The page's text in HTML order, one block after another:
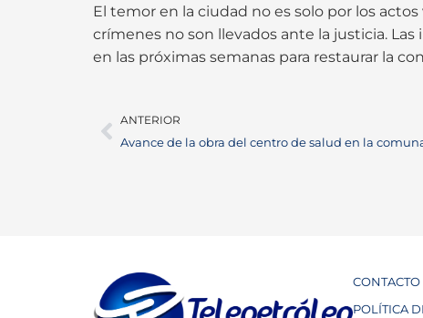
El temor en la ciudad no es solo por los
crímenes no son llevados ante la justicia.
en las próximas semanas para restaurar la
ANTERIOR
Avance de la obra del centro de salud en la
CONTACTO
POLÍTICA